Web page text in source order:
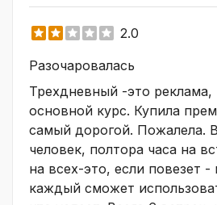
2.0
Разочаровалась
Трехдневный -это реклама,
основной курс. Купила
самый дорогой. Пожалела.
человек, полтора часа на
на всех-это, если повезет -
каждый сможет